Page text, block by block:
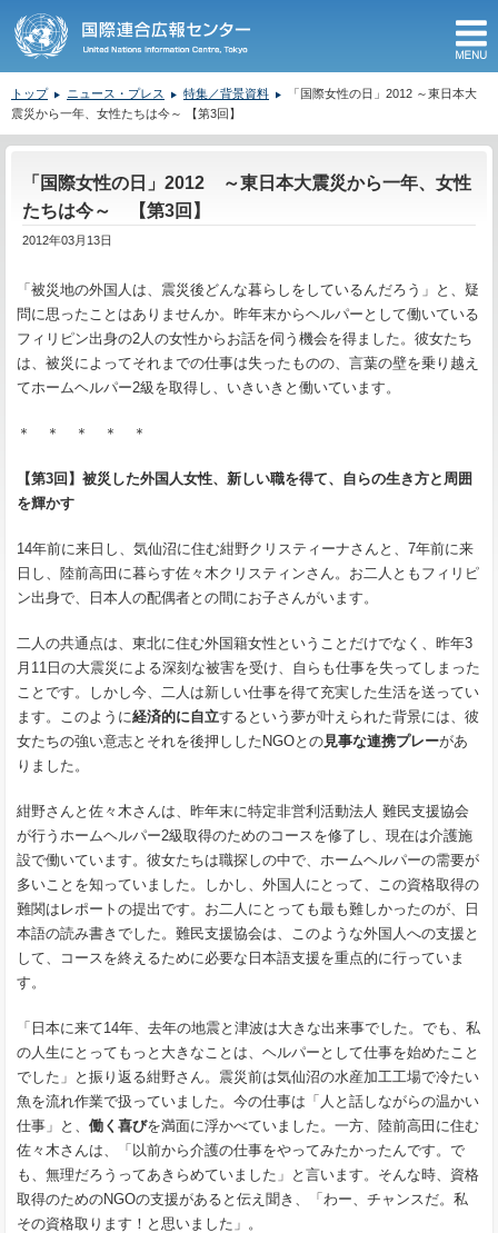
トップ ニュース・プレス 特集／背景資料
「国際女性の日」2012 ～東日本大
震災から一年、女性たちは今～ 【第3回】
「国際女性の日」2012 ～東日本大震災から一年、女性
たちは今～ 【第3回】
2012年03月13日
「被災地の外国人は、震災後どんな暮らしをしているんだろう」と、疑
問に思ったことはありませんか。昨年末からヘルパーとして働いている
フィリピン出身の2人の女性からお話を伺う機会を得ました。彼女たち
は、被災によってそれまでの仕事は失ったものの、言葉の壁を乗り越え
てホームヘルパー2級を取得し、いきいきと働いています。
＊ ＊ ＊ ＊ ＊
【第3回】被災した外国人女性、新しい職を得て、自らの生き方と周囲
を輝かす
14年前に来日し、気仙沼に住む紺野クリスティーナさんと、7年前に来
日し、陸前高田に暮らす佐々木クリスティンさん。お二人ともフィリピ
ン出身で、日本人の配偶者との間にお子さんがいます。
二人の共通点は、東北に住む外国籍女性ということだけでなく、昨年3
月11日の大震災による深刻な被害を受け、自らも仕事を失ってしまった
ことです。しかし今、二人は新しい仕事を得て充実した生活を送ってい
ます。このように経済的に自立するという夢が叶えられた背景には、彼
女たちの強い意志とそれを後押ししたNGOとの見事な連携プレーがあ
りました。
紺野さんと佐々木さんは、昨年末に特定非営利活動法人 難民支援協会
が行うホームヘルパー2級取得のためのコースを修了し、現在は介護施
設で働いています。彼女たちは職探しの中で、ホームヘルパーの需要が
多いことを知っていました。しかし、外国人にとって、この資格取得の
難関はレポートの提出です。お二人にとっても最も難しかったのが、日
本語の読み書きでした。難民支援協会は、このような外国人への支援と
して、コースを終えるために必要な日本語支援を重点的に行っていま
す。
「日本に来て14年、去年の地震と津波は大きな出来事でした。でも、私
の人生にとってもっと大きなことは、ヘルパーとして仕事を始めたこと
でした」と振り返る紺野さん。震災前は気仙沼の水産加工工場で冷たい
魚を流れ作業で扱っていました。今の仕事は「人と話しながらの温かい
仕事」と、 働く喜びを満面に浮かべていました。一方、陸前高田に住む
佐々木さんは、「以前から介護の仕事をやってみたかったんです。で
も、無理だろうってあきらめていました」と言います。そんな時、資格
取得のためのNGOの支援があると伝え聞き、「わー、チャンスだ。私
その資格取ります！と思いました」。